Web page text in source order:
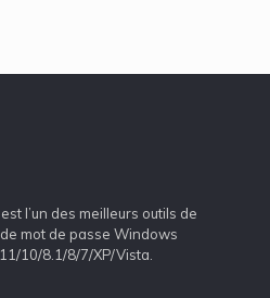
l’un des meilleurs outils de
mot de passe Windows
10/8.1/8/7/XP/Vista.